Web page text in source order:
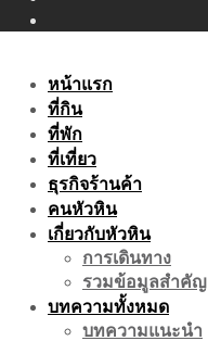
หน้าแรก
ที่กิน
ที่พัก
ที่เที่ยว
ธุรกิจร้านค้า
คนหัวหิน
เกี่ยวกับหัวหิน
การเดินทาง
รวมข้อมูลสำคัญ
บทความทั้งหมด
บทความแนะนำ